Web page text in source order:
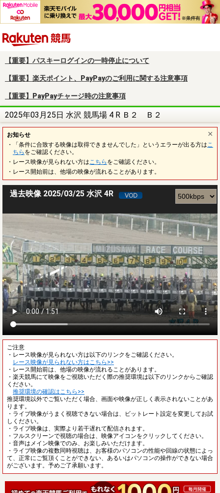
【重要】パスキーログインの一時停止について
【重要】楽天ポイント、PayPayのご利用に関する注意事項
【重要】PayPayチャージ時の注意事項
2025年03月25日 水沢 競馬場 4 R Ｂ２ Ｂ２
お知らせ
・「条件に合致する映像は取得できませんでした」というエラーが出る方は こ
ちら をご確認ください。
・レース映像が見られない方は こちら をご確認ください。
・レース開始前は、他場の映像が流れることがあります。
過去映像 2025/03/25 水沢 4R
ご注意
・レース映像が見られない方は以下のリンクをご確認ください。
レース映像が見られない方はこちら>>
・レース開始前は、他場の映像が流れることがあります。
・楽天競馬にて映像をご視聴いただく際の推奨環境は以下のリンクからご確認
ください。
推奨環境の確認はこちら>>
推奨環境以外でご覧いただく場合、画面や映像が正しく表示されないことがあ
ります。
・ライブ映像がうまく視聴できない場合は、ビットレート設定を変更してお試
しください。
・ライブ映像は、実際より若干遅れて配信されます。
・フルスクリーンで視聴の場合は、映像アイコンをクリックしてください。
・音声はメイン映像でのみ、お楽しみいただけます。
・ライブ映像の複数同時視聴は、お客様のパソコンの性能や回線の状態によっ
て、正常にご覧頂くことができない、あるいはパソコンの操作ができない場合
がございます。予めご了承願います。